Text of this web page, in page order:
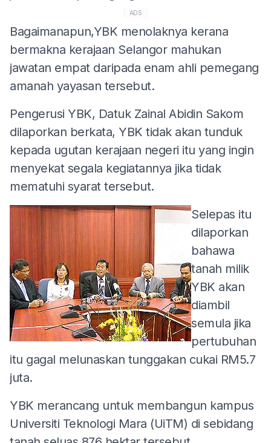
ADS
Bagaimanapun,YBK menolaknya kerana
bermakna kerajaan Selangor mahukan
jawatan empat daripada enam ahli pemegang
amanah yayasan tersebut.
Pengerusi YBK, Datuk Zainal Abidin Sakom
dilaporkan berkata, YBK tidak akan tunduk
kepada ugutan kerajaan negeri itu yang ingin
menyekat segala kegiatannya jika tidak
mematuhi syarat tersebut.
Selepas itu
dilaporkan
bahawa
tanah milik
YBK akan
diambil
semula jika
pertubuhan
itu gagal melunaskan tunggakan cukai RM5.7
juta.
YBK merancang untuk membangun kampus
Universiti Teknologi Mara (UiTM) di sebidang